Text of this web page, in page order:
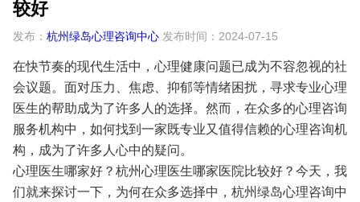
较好
发布： 杭州绿岛心理咨询中心发布时间：2024-07-15
在快节奏的现代生活中，心理健康问题已成为不容忽视的社
会议题。面对压力、焦虑、抑郁等情绪困扰，寻求专业心理
医生的帮助成为了许多人的选择。然而，在众多的心理咨询
服务机构中，如何找到一家既专业又值得信赖的心理咨询机
构，成为了许多人心中的疑问。
心理医生哪家好？杭州心理医生哪家医院比较好？今天，我
们就来探讨一下，为何在众多选择中，杭州绿岛心理咨询中